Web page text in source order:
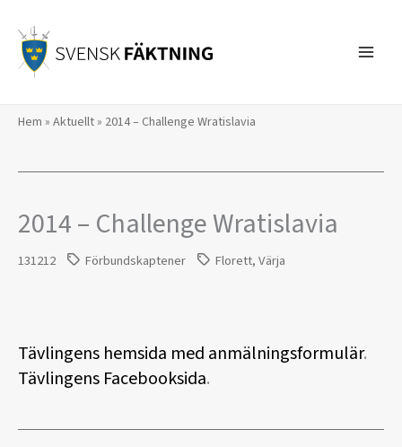
innehåll
Hem » Aktuellt» 2014 – Challenge Wratislavia
2014 – Challenge Wratislavia
131212 Förbundskaptener Florett,Värja
Tävlingens hemsida med anmälningsformulär.
Tävlingens Facebooksida.